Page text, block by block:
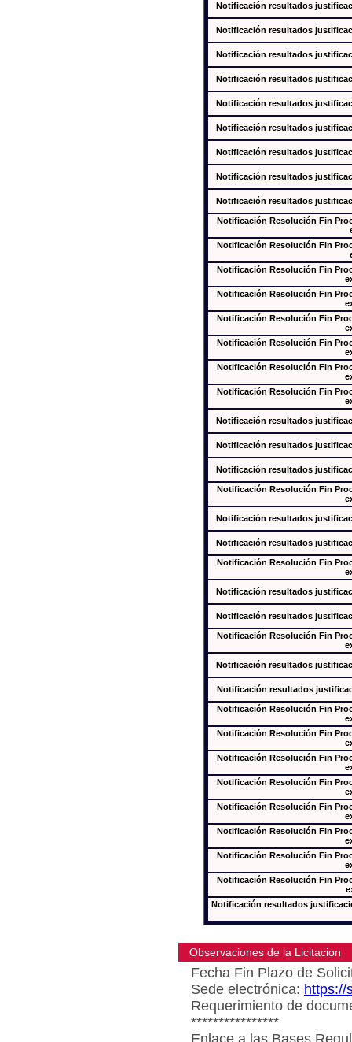
Notificación resultados
Notificación resultados
Notificación resultados
Notificación resultados
Notificación resultados
Notificación resultados
Notificación resultados
Notificación resultados
Notificación resultados
Notificación Resolución Fin
Notificación Resolución Fin
Notificación Resolución Fin
Notificación Resolución Fin
Notificación Resolución Fin
Notificación Resolución Fin
Notificación Resolución Fin
Notificación Resolución Fin
Notificación resultados
Notificación resultados
Notificación resultados
Notificación Resolución Fin
Notificación resultados
Notificación resultados
Notificación Resolución Fin
Notificación resultados
Notificación resultados
Notificación Resolución Fin
Notificación resultados
Notificación resultados
Notificación Resolución Fin
Notificación Resolución Fin
Notificación Resolución Fin
Notificación Resolución Fin
Notificación Resolución Fin
Notificación Resolución Fin
Notificación Resolución Fin
Notificación Resolución Fin
Notificación resultados
Observaciones de la Licitacion
Fecha Fin Plazo de
Sede electrónica: https://
Requerimiento de
****************
Enlace a las Bases